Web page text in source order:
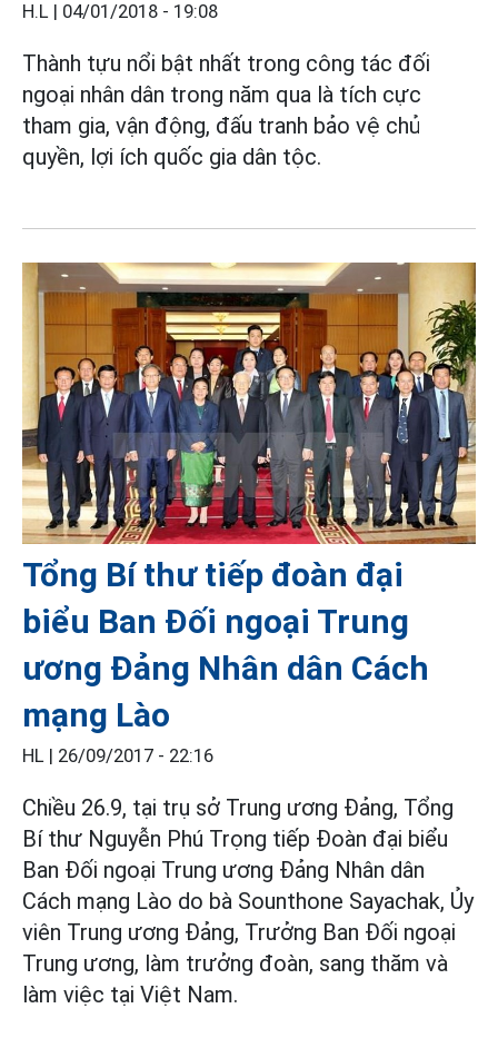
H.L | 04/01/2018 - 19:08
Thành tựu nổi bật nhất trong công tác đối
ngoại nhân dân trong năm qua là tích cực
tham gia, vận động, đấu tranh bảo vệ chủ
quyền, lợi ích quốc gia dân tộc.
Tổng Bí thư tiếp đoàn đại
biểu Ban Đối ngoại Trung
ương Đảng Nhân dân Cách
mạng Lào
HL | 26/09/2017 - 22:16
Chiều 26.9, tại trụ sở Trung ương Đảng, Tổng
Bí thư Nguyễn Phú Trọng tiếp Đoàn đại biểu
Ban Đối ngoại Trung ương Đảng Nhân dân
Cách mạng Lào do bà Sounthone Sayachak, Ủy
viên Trung ương Đảng, Trưởng Ban Đối ngoại
Trung ương, làm trưởng đoàn, sang thăm và
làm việc tại Việt Nam.